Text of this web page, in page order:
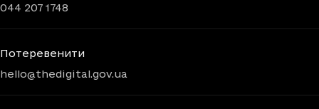
044 207 1748
Потеревенити
hello@thedigital.gov.ua